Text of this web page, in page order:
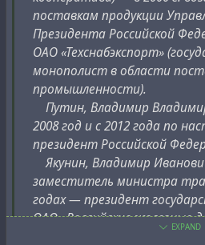
поставкам продукции
Президента Российской
ОАО «Техснабэкспорт»
монополист в области
промышленности).
Путин, Владимир
2008 год и с 2012 года по
президент Российской
Якунин, Владимир
заместитель министра
годах — президент
ОАО «Российские железные
EXPAND